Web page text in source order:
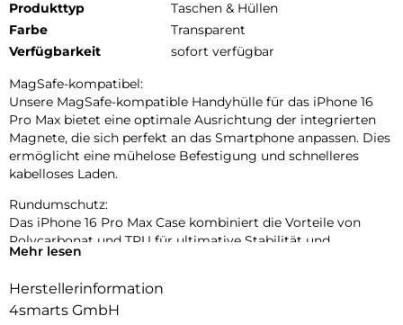
Produkttyp
Taschen & Hüllen
Farbe
Transparent
Verfügbarkeit
sofort verfügbar
MagSafe-kompatibel:
Unsere MagSafe-kompatible Handyhülle für das iPhone 16
Pro Max bietet eine optimale Ausrichtung der integrierten
Magnete, die sich perfekt an das Smartphone anpassen. Dies
ermöglicht eine mühelose Befestigung und schnelleres
kabelloses Laden.
Rundumschutz:
Das iPhone 16 Pro Max Case kombiniert die Vorteile von
Polycarbonat und TPU für ultimative Stabilität und
Stoßdämpfung. Das Polycarbonat verleiht der Hülle eine
während das TPU die Fähigkeit besitzt, Stöße effektiv zu
absorbieren und das Handy vor versehentlichen Stürzen zu
Mehr lesen
Herstellerinformation
4smarts GmbH